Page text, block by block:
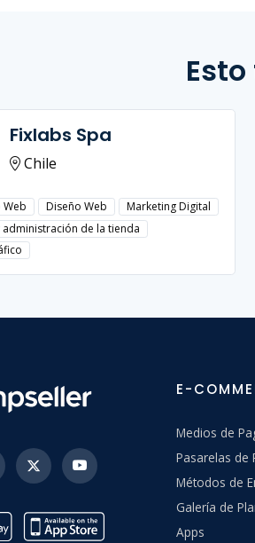
Fixlabs Spa
Chile
Diseño Web
Marketing Digital
administración de la tienda
E-
Medios de
Pasarelas de
Métodos de
Galería de
Apps